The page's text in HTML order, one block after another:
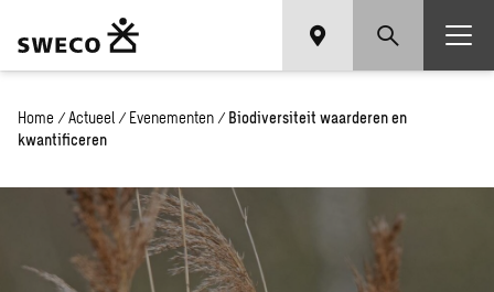
Home / Actueel / Evenementen / Biodiversiteit waarderen en
kwantificeren